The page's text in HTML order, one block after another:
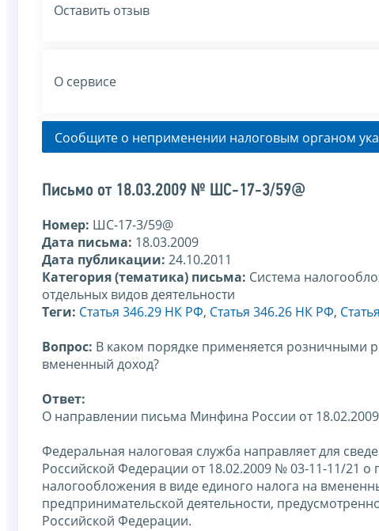
Оставить отзыв
О сервисе
Сообщите о неприменении налоговым органом
Письмо от 18.03.2009 № ШС-17-3/59@
Номер: ШС-17-3/59@
Дата письма: 18.03.2009
Дата публикации: 24.10.2011
Категория (тематика) письма: Система
отдельных видов деятельности
Теги: Статья 346.29 НК РФ, Статья 346.26 НК РФ,
Вопрос: В каком порядке применяется розничными
вмененный доход?
Ответ:
О направлении письма Минфина России от
Федеральная налоговая служба направляет для
Российской Федерации от 18.02.2009 № 03-11-11/21
налогообложения в виде единого налога на
предпринимательской деятельности,
Российской Федерации.